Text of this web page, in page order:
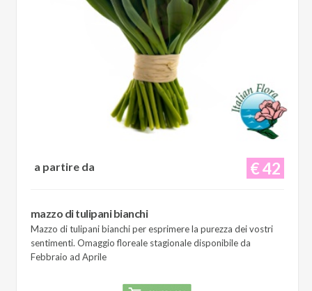
€ 42
a partire da
mazzo di tulipani bianchi
Mazzo di tulipani bianchi per esprimere la purezza dei vostri
sentimenti. Omaggio floreale stagionale disponibile da
Febbraio ad Aprile